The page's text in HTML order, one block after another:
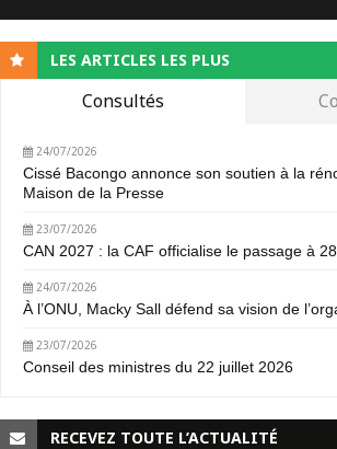
LES ARTICLES LES PLUS
Consultés
24/07/2026
Cissé Bacongo annonce son soutien à la
Maison de la Presse
23/07/2026
CAN 2027 : la CAF officialise le passage à
24/07/2026
À l’ONU, Macky Sall défend sa vision de
23/07/2026
Conseil des ministres du 22 juillet 2026
RECEVEZ TOUTE L’ACTUALITÉ